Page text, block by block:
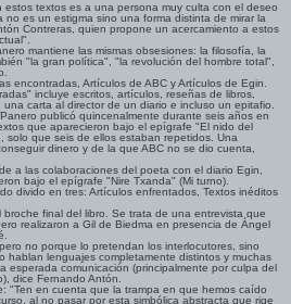
textos es a una persona muy culta con el deseo
es un estigma sino una forma distinta de mirar la
Contreras, quien propone un acercamiento a estos
mantiene las mismas obsesiones: la filosofía, la
"la gran política", "la revolución del hombre total",
encontradas, Artículos de ABC y Artículos de Egin.
incluye escritos, artículos, reseñas de libros,
carta al director de un diario e incluso un epitafio.
publicó quincenalmente durante seis años en
que aparecieron bajo el epígrafe "El nido del
que seis de ellos estaban repetidos. Una
dinero y de la que ABC no se dio cuenta,
a las colaboraciones del poeta con el diario Egin,
bajo el epígrafe "Nire Txanda" (Mi turno).
divido en tres: Artículos enfrentados, Textos inéditos
final del libro. Se trata de una entrevista que
realizaron a Gil de Biedma en presencia de Ángel
no porque lo pretendan los interlocutores, sino
hablan lenguajes completamente distintos y muchas
esperada comunicación (principalmente por culpa del
dice Fernando Antón.
"Ten en cuenta que la trampa en que hemos caído
al no pasar por esta simbólica abstracta que rige